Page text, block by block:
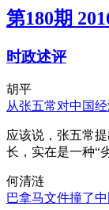
第180期
时政述评
胡平
从张五常对中国
应该说，张五常
长，实在是一种“
何清涟
巴拿马文件撞了